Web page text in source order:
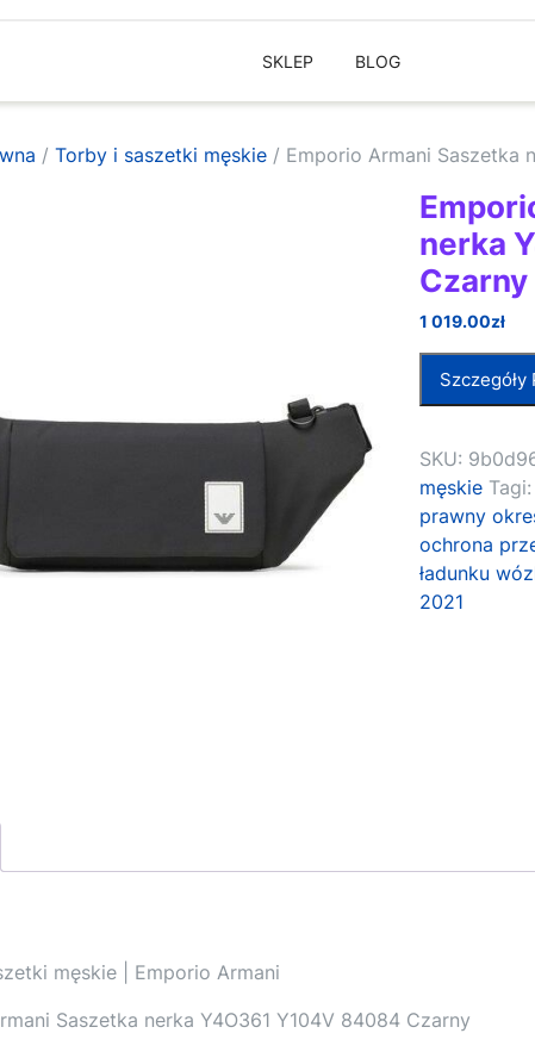
SKLEP BLOG
/ Torby i saszetki męskie / Emporio Armani Saszetka
nerka
Czarny
1 019.00zł
SKU:
męskie
prawny
ochrona
ładunku
2021
męskie | Emporio Armani
Saszetka nerka Y4O361 Y104V 84084 Czarny